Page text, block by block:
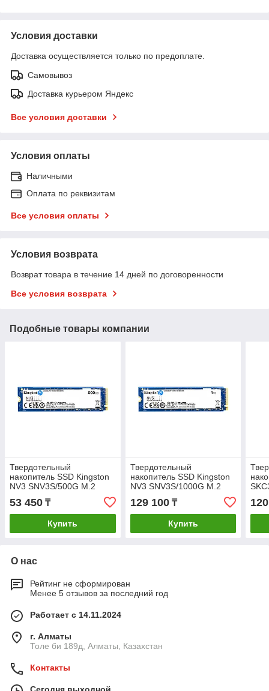
Условия доставки
Доставка осуществляется только по предоплате.
Самовывоз
Доставка курьером Яндекс
Все условия доставки
Условия оплаты
Наличными
Оплата по реквизитам
Все условия оплаты
Условия возврата
Возврат товара в течение 14 дней по договоренности
Все условия возврата
Подобные товары компании
Твердотельный
накопитель SSD Kingston
NV3 SNV3S/500G M.2
NVMe PCIe 4.0x4
53 450 ₸
Купить
Твердотельный
накопитель SSD Kingston
NV3 SNV3S/1000G M.2
NVMe PCIe 4.0x4
129 100₸
Купить
О нас
Рейтинг не сформирован
Менее 5 отзывов за последний год
Работает с 14.11.2024
г. Алматы
Толе би 189д, Алматы, Казахстан
Контакты